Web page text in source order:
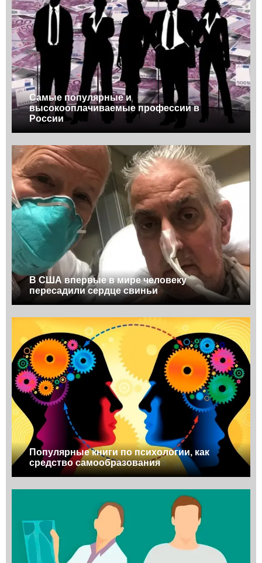
Самые популярные и
высокооплачиваемые профессии в
России
В США впервые в мире человеку
пересадили сердце свиньи
Популярные книги по психологии, как
средство самообразования